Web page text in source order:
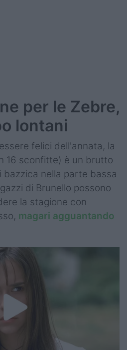
per le Zebre,
lontani
felici dell'annata, la
16 sconfitte) è un brutto
bazzica nella parte bassa
di Brunello possono
la stagione con
magari agguantando